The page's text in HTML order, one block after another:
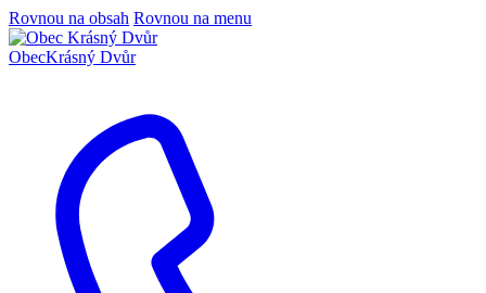
Rovnou na obsah Rovnou na menu
ObecKrásný Dvůr